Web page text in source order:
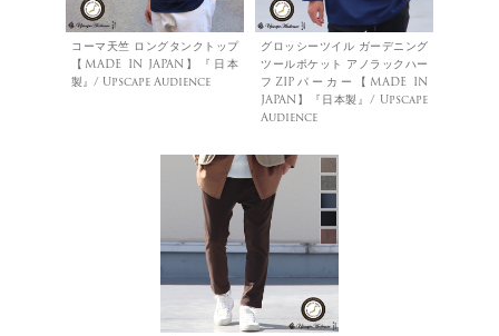
コーマ天竺 ロングタンクトップ
【MADE IN JAPAN】『日本
製』/ Upscape Audience
グロッシーツイル ガーデニング
ツールポケット アノラックハー
フZIPパーカー【MADE IN
JAPAN】『日本製』/ Upscape
Audience